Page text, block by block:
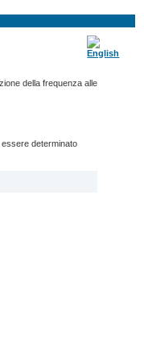
della frequenza alle
determinato